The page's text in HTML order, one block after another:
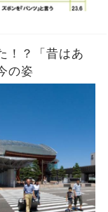
！？「昔はあ
の姿